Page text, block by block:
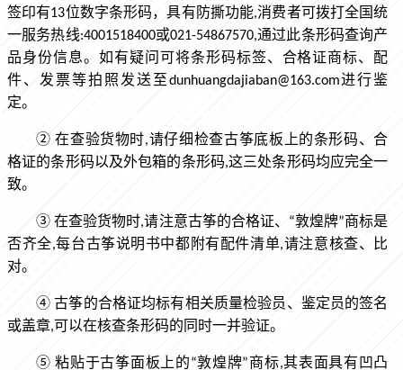
签印有13位数字条形码，具有防撕功能,消费者可拨打全国统
一服务热线:4001518400或021-54867570,通过此条形码查询产
品身份信息。如有疑问可将条形码标签、合格证商标、配
件、发票等拍照发送至dunhuangdajiaban@163.com进行鉴
定。
②在查验货物时,请仔细检查古筝底板上的条形码、合
格证的条形码以及外包箱的条形码,这三处条形码均应完全一
致。
③在查验货物时,请注意古筝的合格证、“敦煌牌”商标是
否齐全,每台古筝说明书中都附有配件清单,请注意核查、比
对。
④古筝的合格证均标有相关质量检验员、鉴定员的签名
或盖章,可以在核查条形码的同时一并验证。
⑤粘贴于古筝面板上的“敦煌牌”商标,其表面具有凹凸